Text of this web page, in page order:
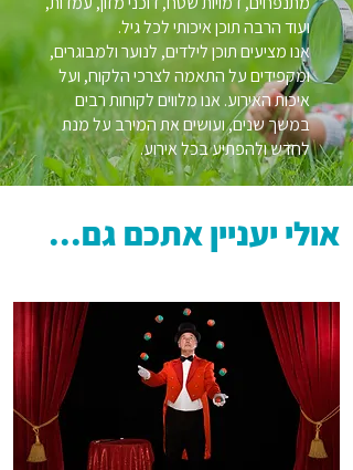
ועוד הרבה תוכן איכותי לכל גיל.
אנו מציעים תוכן לילדים, לנוער ולמבוגרים,
ומקפידים על התאמה לצרכי הלקוח, ועל
איכות האירוע. אנו מלווים לקוחות רבים
במשך שנים, ועושים את המירב על מנת
לחדש ולהפתיע בכל אירוע.
אולי יעניין אתכם גם...